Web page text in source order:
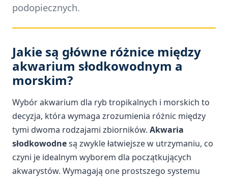
podopiecznych.
Jakie są główne różnice między
akwarium słodkowodnym a
morskim?
Wybór akwarium dla ryb tropikalnych i morskich to
decyzja, która wymaga zrozumienia różnic między
tymi dwoma rodzajami zbiorników. Akwaria
słodkowodnesą zwykle łatwiejsze w utrzymaniu, co
czyni je idealnym wyborem dla początkujących
akwarystów. Wymagają one prostszego systemu